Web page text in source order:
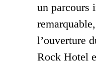
un parcours
l’ouverture
Rock Hotel